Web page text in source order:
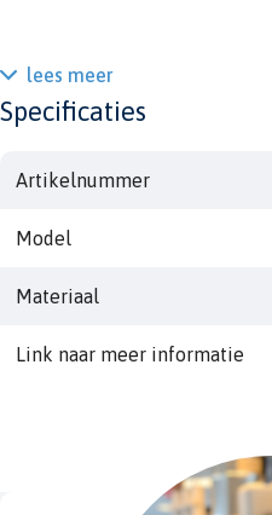
lees meer
Specificaties
Artikelnummer
Model
Materiaal
Link naar meer informatie